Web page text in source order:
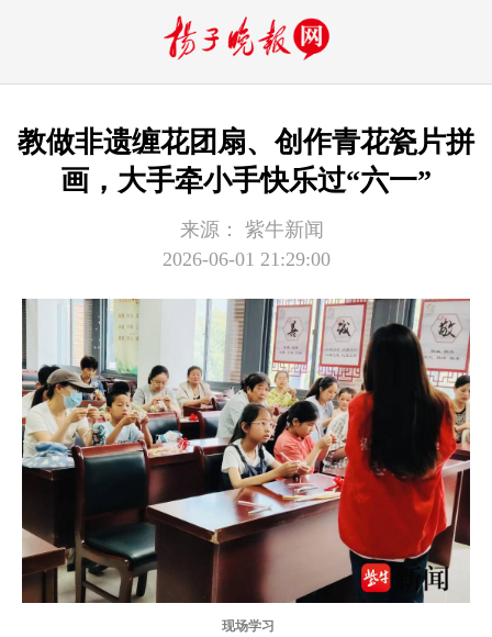
教做非遗缠花团扇、创作青花瓷片拼
画，大手牵小手快乐过“六一”
来源：
紫牛新闻
2026-06-01 21:29:00
现场学习